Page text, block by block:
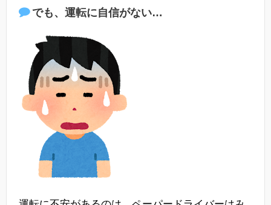
でも、運転に自信がない…